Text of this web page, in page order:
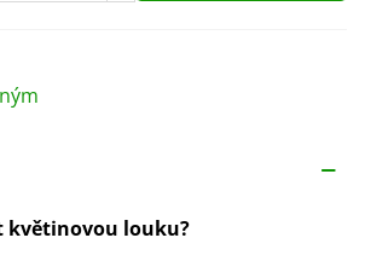
květinovou louku?